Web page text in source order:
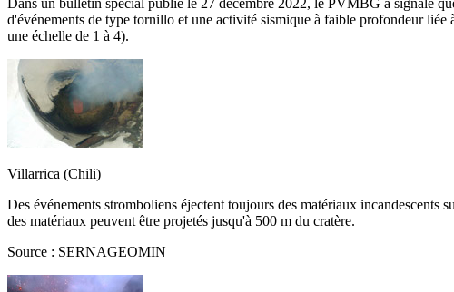
Dans un bulletin spécial publié le 27 décembre 2022, le PVMBG a signalé
d'événements de type tornillo et une activité sismique à faible profondeur
une échelle de 1 à 4).
Villarrica (Chili)
Des événements stromboliens éjectent toujours des matériaux
des matériaux peuvent être projetés jusqu'à 500 m du cratère.
Source : SERNAGEOMIN